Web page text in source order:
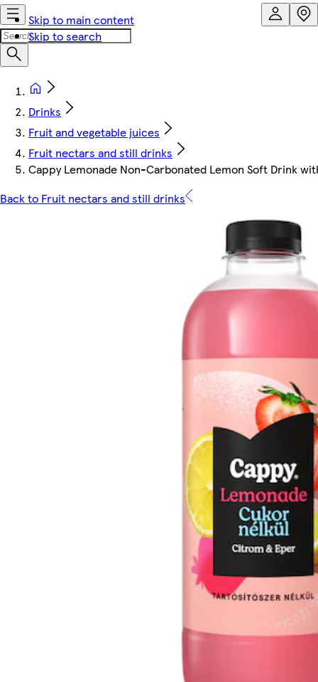
Skip to main content
Skip to search
Drinks
Fruit and vegetable juices
Fruit nectars and still drinks
Cappy Lemonade Non-Carbonated Lemon Soft Drink
Back to Fruit nectars and still drinks